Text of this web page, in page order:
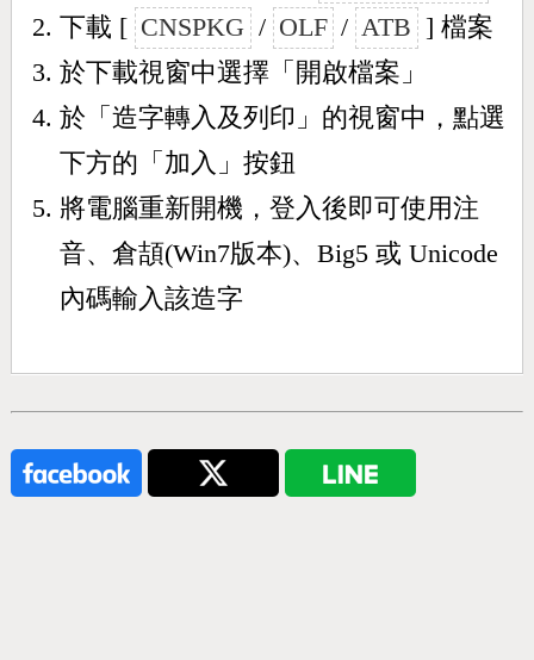
下載 [ CNSPKG / OLF / ATB ] 檔案
於下載視窗中選擇「開啟檔案」
於「造字轉入及列印」的視窗中，點選
下方的「加入」按鈕
將電腦重新開機，登入後即可使用注
音、倉頡(Win7版本)、Big5 或 Unicode
內碼輸入該造字